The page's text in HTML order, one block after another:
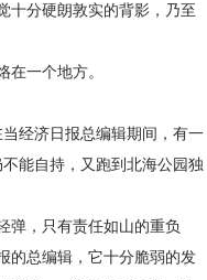
十分硬朗敦实的背影，乃至
一个地方。
经济日报总编辑期间，有一
能自持，又跑到北海公园独
，只有责任如山的重负
的总编辑，它十分脆弱的发